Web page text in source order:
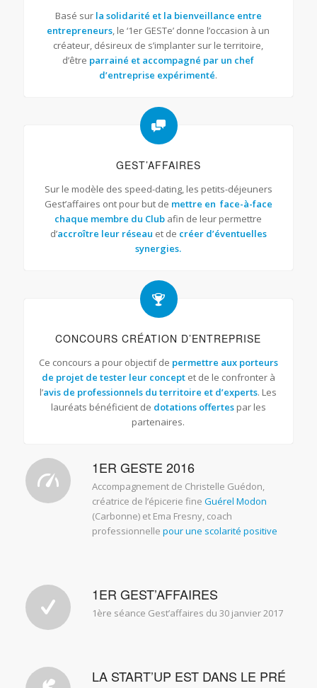
Basé sur la solidarité et la bienveillance entre
entrepreneurs, le ‘1er GESTe’ donne l’occasion à un
créateur, désireux de s’implanter sur le territoire,
d’être parrainé et accompagné par un chef
d’entreprise expérimenté.
GEST’AFFAIRES
Sur le modèle des speed-dating, les petits-déjeuners
Gest’affaires ont pour but de mettre en face-à-face
chaque membre du Club afin de leur permettre
d’accroître leur réseau et de créer d’éventuelles
synergies.
CONCOURS CRÉATION D’ENTREPRISE
Ce concours a pour objectif de permettre aux porteurs
de projet de tester leur conceptet de le confronter à
l’avis de professionnels du territoire et d’experts. Les
lauréats bénéficient de dotations offertespar les
partenaires.
1ER GESTE 2016
Accompagnement de Christelle Guédon,
créatrice de l’épicerie fine Guérel Modon
(Carbonne) et Ema Fresny, coach
professionnelle pour une scolarité positive
1ER GEST’AFFAIRES
1ère séance Gest’affaires du 30 janvier 2017
LA START’UP EST DANS LE PRÉ